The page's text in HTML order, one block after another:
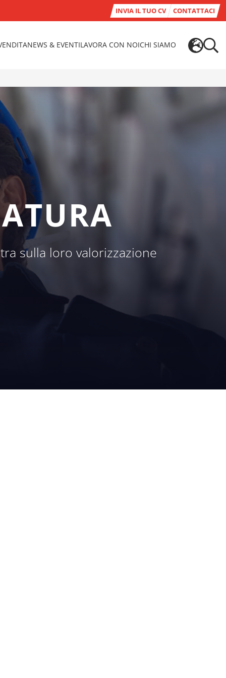
INVIA IL TUO CV CONTATTACI
NEWS & EVENTILAVORA CON NOICHI SIAMO
sulla loro valorizzazione